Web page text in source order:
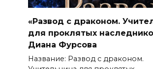
«Развод с драконом.
для проклятых
Диана Фурсова
Название: Развод с драконом.